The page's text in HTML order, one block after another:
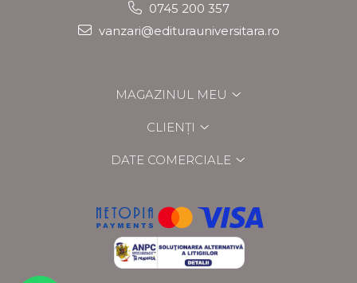
0745 200 357
vanzari@editurauniversitara.ro
MAGAZINUL MEU
CLIENȚI
DATE COMERCIALE